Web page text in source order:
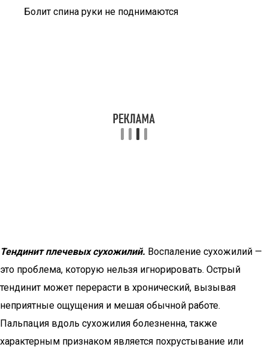
Болит спина руки не поднимаются
Тендинит плечевых сухожилий. Воспаление сухожилий —
это проблема, которую нельзя игнорировать. Острый
тендинит может перерасти в хронический, вызывая
неприятные ощущения и мешая обычной работе.
Пальпация вдоль сухожилия болезненна, также
характерным признаком является похрустывание или